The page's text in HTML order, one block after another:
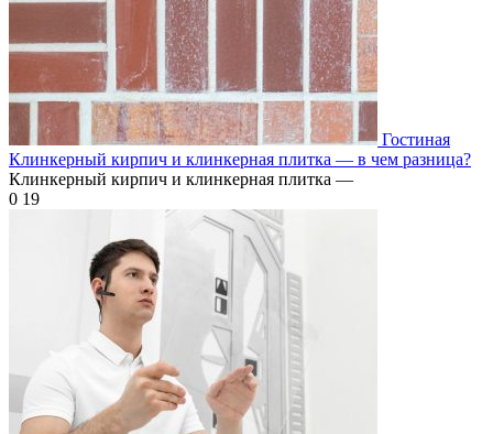
Гостиная
Клинкерный кирпич и клинкерная плитка — в чем разница?
Клинкерный кирпич и клинкерная плитка —
0 19